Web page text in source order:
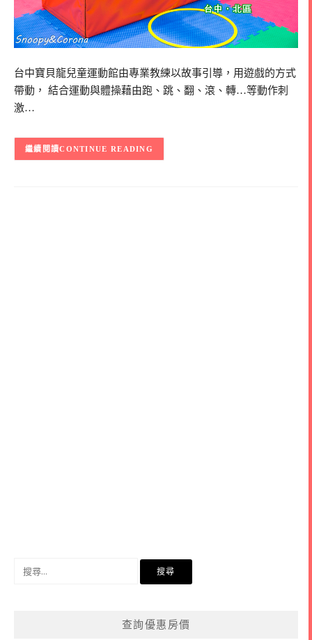
台中寶貝龍兒童運動館由專業教練以故事引導，用遊戲的方式
帶動， 結合運動與體操藉由跑、跳、翻、滾、轉…等動作刺
激…
CONTINUE READING
查詢優惠房價